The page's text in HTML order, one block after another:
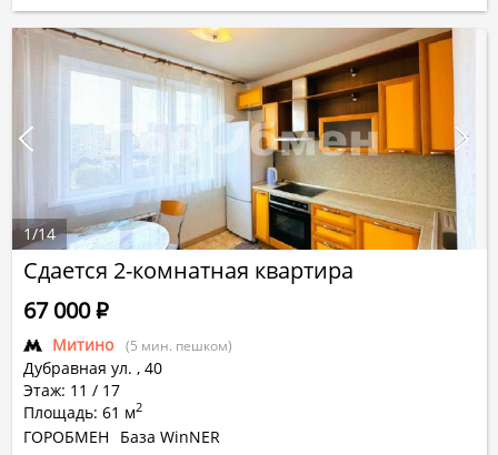
Сдается 2-комнатная квартира
Митино (5 мин. пешком)
Дубравная ул. , 40
Этаж: 11 / 17
Площадь: 61 м2
67 000Р
ГОРОБМЕН
База WinNER
1/14